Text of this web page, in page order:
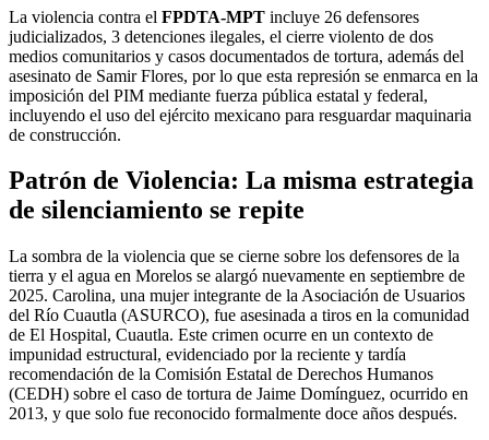
La violencia contra el FPDTA-MPT incluye 26 defensores
judicializados, 3 detenciones ilegales, el cierre violento de dos
medios comunitarios y casos documentados de tortura, además del
asesinato de Samir Flores, por lo que esta represión se enmarca en la
imposición del PIM mediante fuerza pública estatal y federal,
incluyendo el uso del ejército mexicano para resguardar maquinaria
de construcción.
Patrón de Violencia: La misma estrategia
de silenciamiento se repite
La sombra de la violencia que se cierne sobre los defensores de la
tierra y el agua en Morelos se alargó nuevamente en septiembre de
2025. Carolina, una mujer integrante de la Asociación de Usuarios
del Río Cuautla (ASURCO), fue asesinada a tiros en la comunidad
de El Hospital, Cuautla. Este crimen ocurre en un contexto de
impunidad estructural, evidenciado por la reciente y tardía
recomendación de la Comisión Estatal de Derechos Humanos
(CEDH) sobre el caso de tortura de Jaime Domínguez, ocurrido en
2013, y que solo fue reconocido formalmente doce años después.